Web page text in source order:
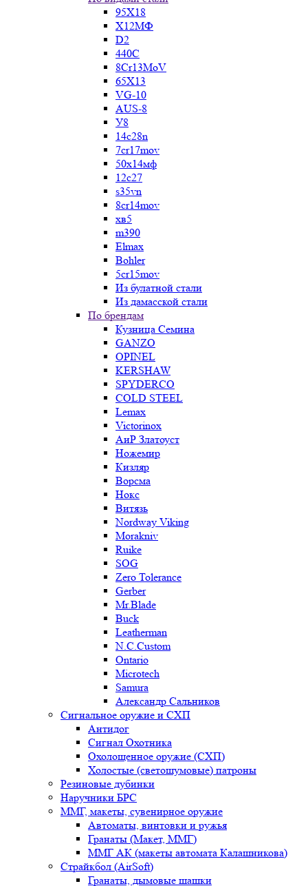
95Х18
Х12МФ
D2
440C
8Cr13MoV
65Х13
VG-10
AUS-8
У8
14c28n
7cr17mov
50х14мф
12c27
s35vn
8cr14mov
хв5
m390
Elmax
Bohler
5cr15mov
Из булатной стали
Из дамасской стали
По брендам
Кузница Семина
GANZO
OPINEL
KERSHAW
SPYDERCO
COLD STEEL
Lemax
Victorinox
АиР Златоуст
Ножемир
Кизляр
Ворсма
Нокс
Витязь
Nordway Viking
Morakniv
Ruike
SOG
Zero Tolerance
Gerber
Mr.Blade
Buck
Leatherman
N.C.Custom
Ontario
Microtech
Samura
Александр Сальников
Сигнальное оружие и СХП
Антидог
Сигнал Охотника
Охолощенное оружие (СХП)
Холостые (светошумовые) патроны
Резиновые дубинки
Наручники БРС
ММГ, макеты, сувенирное оружие
Автоматы, винтовки и ружья
Гранаты (Макет, ММГ)
ММГ АК (макеты автомата Калашникова)
Страйкбол (AirSoft)
Гранаты, дымовые шашки